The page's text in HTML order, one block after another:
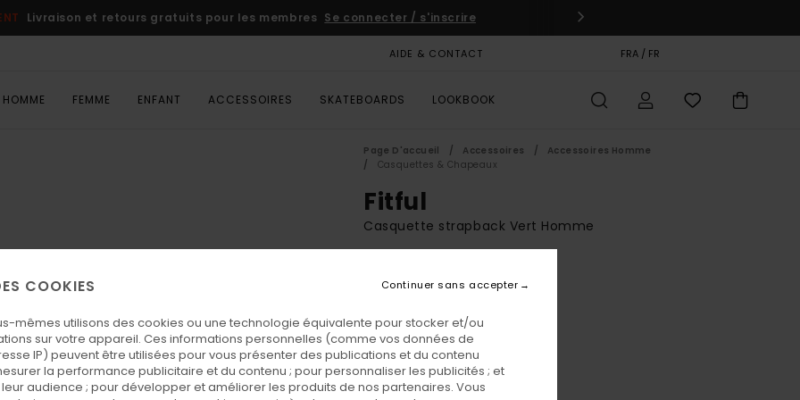
Livraison et retours gratuits pour les membres Se connecter / s'inscrire
AIDE & CONTACT FRA / FR
HOMME FEMME ENFANT ACCESSOIRES SKATEBOARDS LOOKBOOK
Page D'accueil Accessoires
Accessoires Homme
Casquettes & Chapeaux
Fitful
Casquette strapback Vert Homme
CouleurKelly Green
COOKIES
mêmes utilisons des cookies ou une technologie équivalente pour stocker et/ou
sur votre appareil. Ces informations personnelles (comme vos données de
IP) peuvent être utilisées pour vous présenter des publications et du contenu
la performance publicitaire et du contenu ; pour personnaliser les publicités ; et
audience ; pour développer et améliorer les produits de nos partenaires. Vous
Continuer sans accepter